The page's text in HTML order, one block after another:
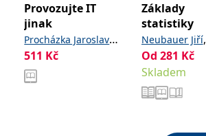
Provozujte IT
jinak
Procházka Jaroslav,
Klimeš Cyril
511 Kč
Základy
statistiky
Neubauer Jiří,
Sedlačík Marek
Oldřich
Od 281 Kč
Skladem